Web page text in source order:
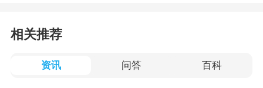
相关推荐
资讯 问答 百科